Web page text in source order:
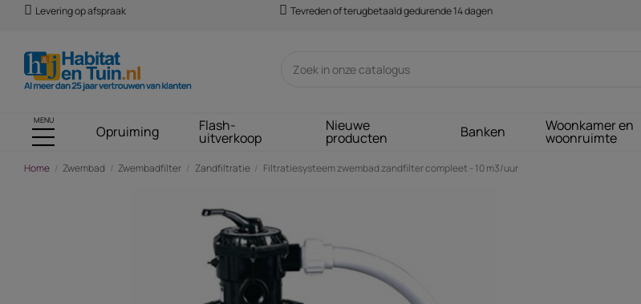
Levering op afspraak Tevreden of terugbetaald gedurende 14 dagen
MENU
Opruiming Flash-
uitverkoop
Nieuwe
producten Banken Woonkamer en
woonruimte
Home Zwembad Zwembadfilter Zandfiltratie Filtratiesysteem zwembad zandfilter compleet - 10 m3/uur